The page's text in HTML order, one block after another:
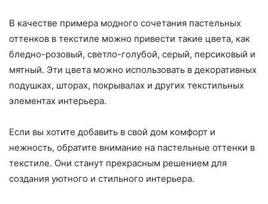
В качестве примера модного сочетания пастельных
оттенков в текстиле можно привести такие цвета, как
бледно-розовый, светло-голубой, серый, персиковый и
мятный. Эти цвета можно использовать в декоративных
подушках, шторах, покрывалах и других текстильных
элементах интерьера.
Если вы хотите добавить в свой дом комфорт и
нежность, обратите внимание на пастельные оттенки в
текстиле. Они станут прекрасным решением для
создания уютного и стильного интерьера.